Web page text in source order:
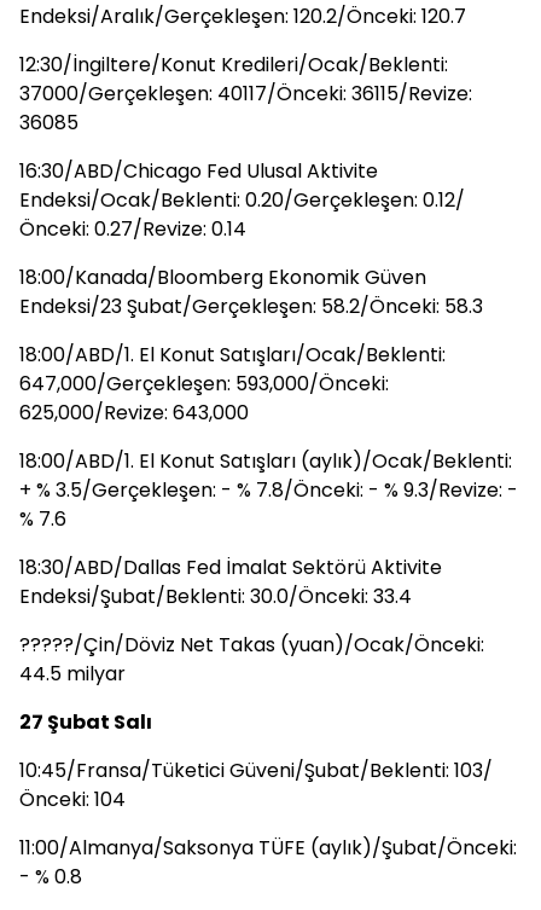
Endeksi/Aralık/Gerçekleşen: 120.2/Önceki: 120.7
12:30/İngiltere/Konut Kredileri/Ocak/Beklenti:
37000/Gerçekleşen: 40117/Önceki: 36115/Revize:
36085
16:30/ABD/Chicago Fed Ulusal Aktivite
Endeksi/Ocak/Beklenti: 0.20/Gerçekleşen: 0.12/
Önceki: 0.27/Revize: 0.14
18:00/Kanada/Bloomberg Ekonomik Güven
Endeksi/23 Şubat/Gerçekleşen: 58.2/Önceki: 58.3
18:00/ABD/1. El Konut Satışları/Ocak/Beklenti:
647,000/Gerçekleşen: 593,000/Önceki:
625,000/Revize: 643,000
18:00/ABD/1. El Konut Satışları (aylık)/Ocak/Beklenti:
+ % 3.5/Gerçekleşen: - % 7.8/Önceki: - % 9.3/Revize: -
% 7.6
18:30/ABD/Dallas Fed İmalat Sektörü Aktivite
Endeksi/Şubat/Beklenti: 30.0/Önceki: 33.4
?????/Çin/Döviz Net Takas (yuan)/Ocak/Önceki:
44.5 milyar
27 Şubat Salı
10:45/Fransa/Tüketici Güveni/Şubat/Beklenti: 103/
Önceki: 104
11:00/Almanya/Saksonya TÜFE (aylık)/Şubat/Önceki:
- % 0.8